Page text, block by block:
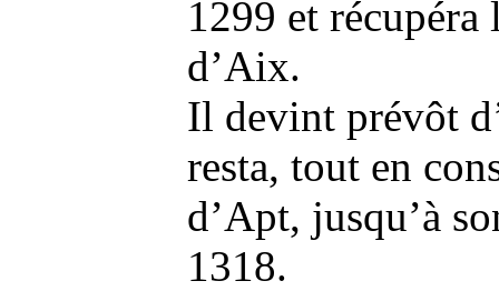
1299 et récupéra
d’Aix.
Il devint prévôt
resta, tout en
d’Apt, jusqu’à
1318.